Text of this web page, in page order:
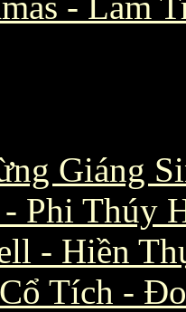
Giáng
Phi Thúy
- Hiền
Tích -